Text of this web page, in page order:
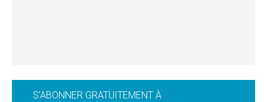
S'ABONNER GRATUITEMENT À